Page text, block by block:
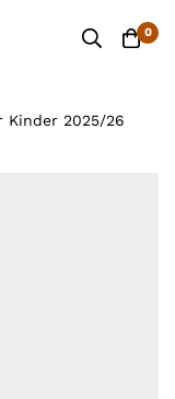
0
Kinder 2025/26